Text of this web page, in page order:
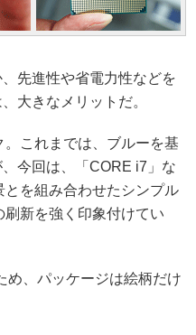
先進性や省電力性などを
大きなメリットだ。
これまでは、ブルーを基
今回は、「CORE i7」な
を組み合わせたシンプル
新を強く印象付けてい
、パッケージは絵柄だけ